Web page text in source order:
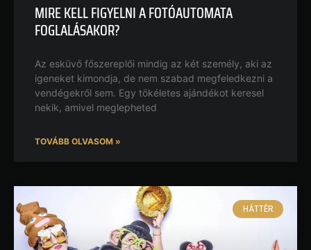
MIRE KELL FIGYELNI A FOTÓAUTOMATA
FOGLALÁSAKOR?
Az esküvő főszereplői mindig az két személy, aki az
igeneket kimondja, de nem szabad megfeledkezni a
vendégekről sem. Egy tökéletes ajándékot keresel
nekik, amivel meglepheted
TOVÁBB OLVASOM »
HÁTTÉR